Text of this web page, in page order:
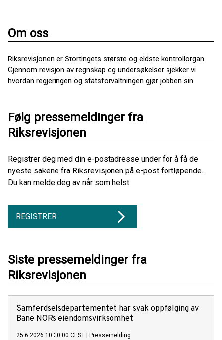
Om oss
Riksrevisjonen er Stortingets største og eldste kontrollorgan.
Gjennom revisjon av regnskap og undersøkelser sjekker vi
hvordan regjeringen og statsforvaltningen gjør jobben sin.
Følg pressemeldinger fra
Riksrevisjonen
Registrer deg med din e-postadresse under for å få de
nyeste sakene fra Riksrevisjonen på e-post fortløpende.
Du kan melde deg av når som helst.
REGISTRER
Siste pressemeldinger fra
Riksrevisjonen
Samferdselsdepartementet har svak oppfølging av
Bane NORs eiendomsvirksomhet
25.6.2026 10:30:00 CEST Pressemelding